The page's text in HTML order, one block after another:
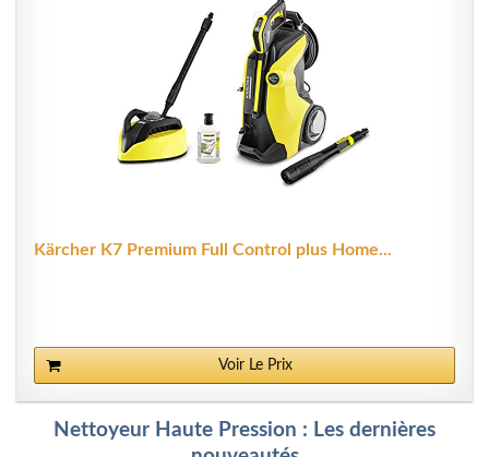
Kärcher K7 Premium Full Control plus Home...
Voir Le Prix
Nettoyeur Haute Pression : Les dernières